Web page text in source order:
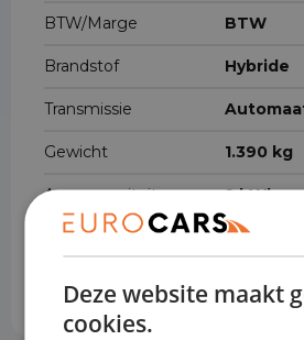
BTW/Marge BTW
Brandstof Hybride
Transmissie
Gewicht 1.390 kg
Accucapaciteit 2 kWh
Max. trekgewicht 1.300 kg
1.580 cm³
Deze website maakt
cookies.